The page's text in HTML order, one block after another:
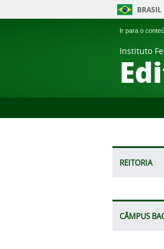
BRASIL
Ir para o
Instituto
REITORIA
CÂMPUS